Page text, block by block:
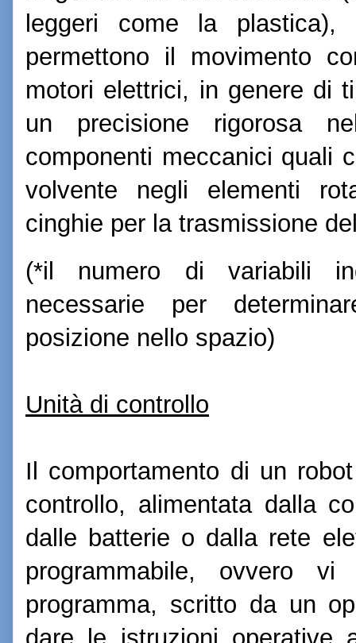
leggeri come la
permettono il movimento
motori elettrici, in genere di
un precisione rigorosa
componenti meccanici quali
volvente negli elementi
cinghie per la trasmissione
(*il numero di variabili
necessarie per
posizione nello spazio)
Unità di controllo
Il comportamento di un
controllo, alimentata dalla
dalle batterie o dalla rete
programmabile, ovvero
programma, scritto da un
dare le istruzioni operative